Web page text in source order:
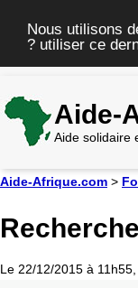
Nous utilisons
? utiliser ce
Aide-
Aide solidaire
Aide-Afrique.com >
Le 22/12/2015 à